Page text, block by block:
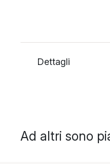
Dettagli
Ad altri sono